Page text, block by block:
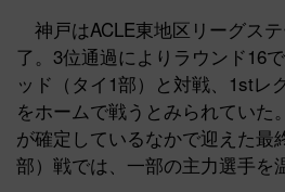
神戸はACLE東地区リーグス
了。3位通過によりラウンド16
ッド（タイ1部）と対戦、1stレ
をホームで戦うとみられていた
が確定しているなかで迎えた最
部）戦では、一部の主力選手を